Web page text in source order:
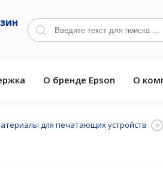
О бренде Epson О
для печатающих устройств